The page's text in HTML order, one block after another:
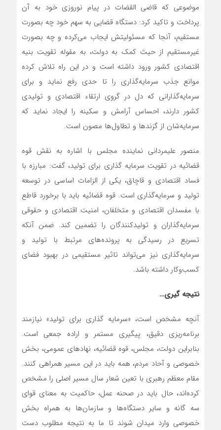
موضوعی که قاضی القضات در پیام نوروزی خود به آن
پرداخت و تاکید کرد: دستگاه قضایی به سهم خود چه بصورت
مستقیم، آنجا که مسئولیتش ایجاب می‌کرده و چه بصورت
غیرمستقیم از حیث کمک به دولت، به مقوله‌ تقویت بنیه
اقتصادی کشور ورود داشته است و در این راه تلاش کرده
موانع جذب سرمایه‌گذاری را تا حدی رفع نماید و برای
سرمایه‌گذارانی که دل در گروی ارتقاء اقتصادی و تولیدی
کشور دارند، احساس آرامش و سکینه را ایجاد نماید که
سرمایه‌شان از گزندها و تطاول‌ها مصون است.
منصور علیمردانی نماینده مجلس با اشاره به نقش قوه
قضائیه در تقویت سرمایه گذاری برای تولید، گفت: مبارزه با
فساد اقتصادی و قاچاق، یکی از الزامات اساسی در توسعه
تولید و سرمایه‌گذاری است. قوه قضائیه باید با برخورد قاطع
با مفسدان اقتصادی و متخلفان، امنیت اقتصادی و حقوقی
سرمایه‌گذاران و تولیدکنندگان را تضمین کند. ضمن آنکه
تسریع در رسیدگی به پرونده‌های مرتبط با تولید و
سرمایه‌گذاری نیز می‌تواند تاثیر مستقیمی در بهبود فضای
کسب‌وکار داشته باشد.
نتیجه گیری…
آنچه مشخص است، «سرمایه گذاری برای تولید» نیازمند
برنامه‌ریزی دقیق، پیگیری مستمر و اراده جمعی است.
بنابراین دولت، مجلس، قوه قضائیه، نهادهای عمومی، بخش
خصوصی و آحاد مردم، همه باید در این مسیر همراهی کنند.
مقام معظم رهبری با تعین شعار سال مسیر اصلی را مشخص
کرده‌اند، حال باید در صحنه عمل، حاکمیت به معنای قوای
سه گانه و سایر دستگاه‌ها و سازمان‌ها به همراه بخش
خصوصی وارد میدان شوند تا ما به نتیجه مطلوب دست